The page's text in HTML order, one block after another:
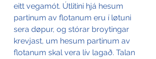
eitt vegamót. Útlitini hjá hesum
partinum av flotanum eru í løtuni
sera døpur, og stórar broytingar
krevjast, um hesum partinum av
flotanum skal vera lív lagað. Talan